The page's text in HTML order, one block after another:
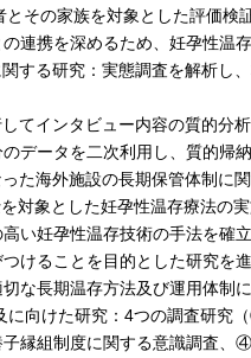
その家族を対象とした評価検
連携を深めるため、妊孕性温
する研究：実態調査を解析し
てインタビュー内容の質的分
データを二次利用し、質的帰納
た海外施設の長期保管体制に
象とした妊孕性温存療法の
い妊孕性温存技術の手法を確
けることを目的とした研究を
な長期温存方法及び運用体制
向けた研究：4つの調査研究
縁組制度に関する意識調査、